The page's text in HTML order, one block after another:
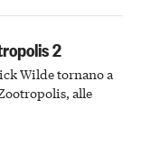
2
Wilde tornano a
alle